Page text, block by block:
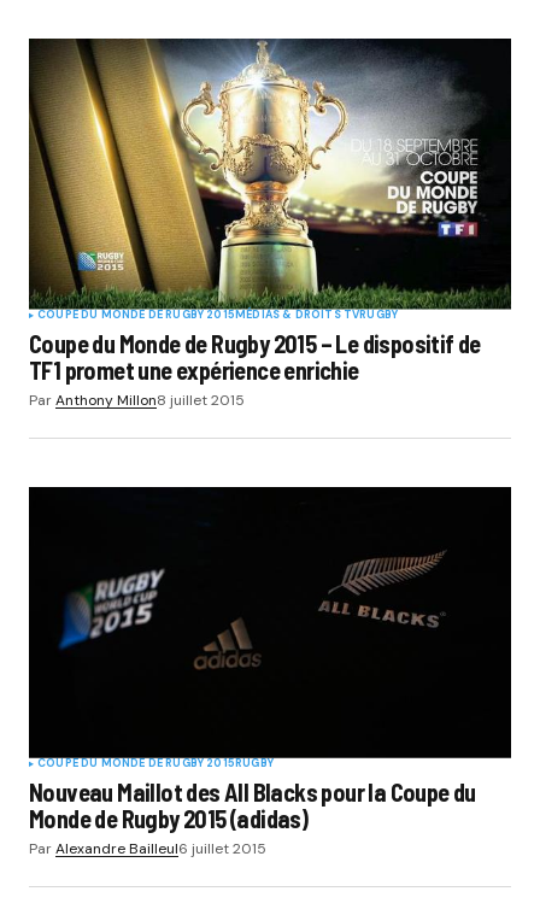
COUPE DU MONDE DE RUGBY 2015MÉDIAS & DROITS TVRUGBY
Coupe du Monde de Rugby 2015 – Le dispositif de
TF1 promet une expérience enrichie
ParAnthony Millon8 juillet 2015
COUPE DU MONDE DE RUGBY 2015RUGBY
Nouveau Maillot des All Blacks pour la Coupe du
Monde de Rugby 2015 (adidas)
ParAlexandre Bailleul6 juillet 2015